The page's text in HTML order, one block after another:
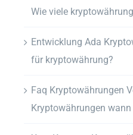
Wie viele
Entwicklung Ada
für kryptowährung?
Faq Kryptowährungen
Kryptowährungen